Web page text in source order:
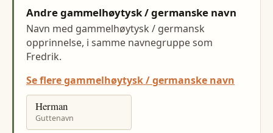
Andre gammelhøytysk / germanske navn
Navn med gammelhøytysk / germansk
opprinnelse, i samme navnegruppe som
Fredrik.
Se flere gammelhøytysk / germanske navn
Herman
Guttenavn